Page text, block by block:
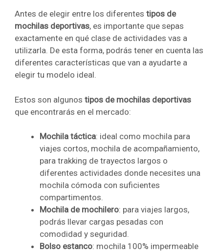
Antes de elegir entre los diferentes tipos de
mochilas deportivas, es importante que sepas
exactamente en qué clase de actividades vas a
utilizarla. De esta forma, podrás tener en cuenta las
diferentes características que van a ayudarte a
elegir tu modelo ideal.
Estos son algunos tipos de mochilas deportivas
que encontrarás en el mercado:
Mochila táctica: ideal como mochila para
viajes cortos, mochila de acompañamiento,
para trakking de trayectos largos o
diferentes actividades donde necesites una
mochila cómoda con suficientes
compartimentos.
Mochila de mochilero: para viajes largos,
podrás llevar cargas pesadas con
comodidad y seguridad.
Bolso estanco: mochila 100% impermeable